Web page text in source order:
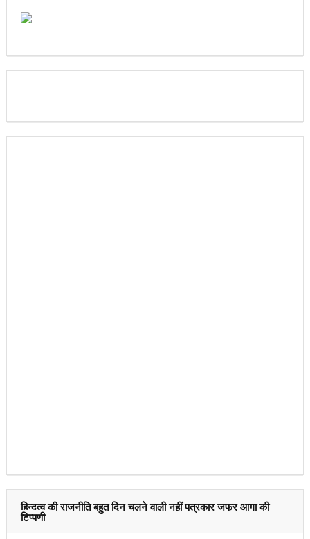
हिन्दुत्व की राजनीति बहुत दिन चलने वाली नहीं पत्रकार जफर आगा की
टिप्पणी